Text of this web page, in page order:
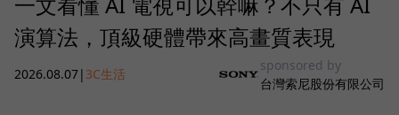
演算法，頂級硬體帶來高畫質表現
2026.08.07| 3C生活
sponsored by
台灣索尼股份有限公司